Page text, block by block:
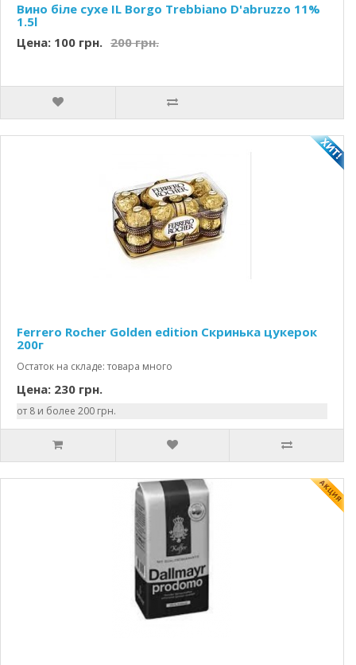
Вино біле сухе IL Borgo Trebbiano D'abruzzo 11%
1.5l
Цена: 100 грн. 200 грн.
Ferrero Rocher Golden edition Скринька цукерок
200г
Остаток на складе: товара много
Цена: 230 грн.
от 8 и более 200 грн.